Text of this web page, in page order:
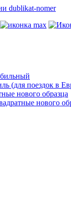
(для поездок в
нового образца
нового